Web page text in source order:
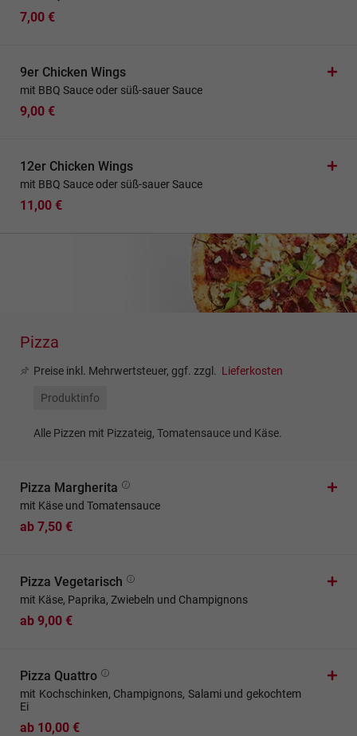
7,00 €
9er Chicken Wings
mit BBQ Sauce oder süß-sauer Sauce
9,00 €
12er Chicken Wings
mit BBQ Sauce oder süß-sauer Sauce
11,00 €
Pizza
Preise inkl. Mehrwertsteuer, ggf. zzgl. Lieferkosten
Produktinfo
Alle Pizzen mit Pizzateig, Tomatensauce und Käse.
Pizza Margherita
mit Käse und Tomatensauce
ab 7,50 €
Pizza Vegetarisch
mit Käse, Paprika, Zwiebeln und Champignons
ab 9,00 €
Pizza Quattro
mit Kochschinken, Champignons, Salami und gekochtem
Ei
ab 10,00 €